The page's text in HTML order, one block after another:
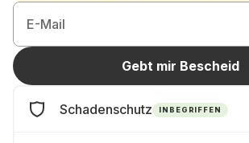
E-Mail
Gebt mir Bescheid
Schadenschutz INBEGRIFFEN